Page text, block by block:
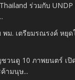
ร่วมกับ
พม. เตรียมรณรงค์ หยุ
วนดู 10 ภาพยนตร์ เปิ
ามนุษ...